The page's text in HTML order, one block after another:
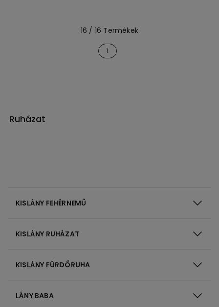
16 / 16 Termékek
1
Ruházat
KISLÁNY FEHÉRNEMŰ
KISLÁNY RUHÁZAT
KISLÁNY FÜRDŐRUHA
LÁNY BABA